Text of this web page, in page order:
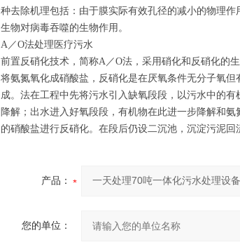
种去除机理包括：由于膜实际有效孔径的减小的物理
生物对病毒吞噬的生物作用。
A／O法处理医疗污水
前置反硝化技术，简称A／O法，采用硝化和反硝化的
将氨氮氧化成硝酸盐，反硝化是在厌氧条件无分子氧
成。法在工程中先将污水引入缺氧段段，以污水中的
降解；出水进入好氧段段，有机物在此进一步降解和
的硝酸盐进行反硝化。在段后仍设二沉池，沉淀污泥回
产品：
您的单位：